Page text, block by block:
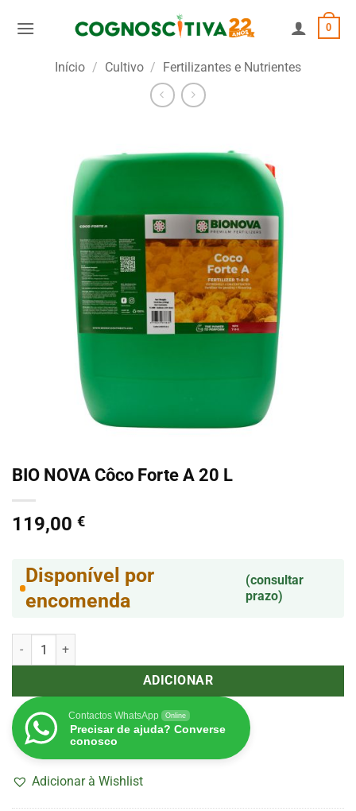
0
Início / Cultivo / Fertilizantes e Nutrientes
BIO NOVA Côco Forte A 20 L
119,00 €
Disponível por
encomenda
(consultar
prazo)
Quantidade de BIO NOVA Côco Forte A 20 L
ADICIONAR
Contactos WhatsApp Online
Precisar de ajuda? Converse
conosco
Adicionar à Wishlist